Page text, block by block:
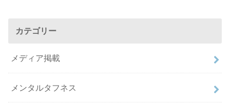
カテゴリー
メディア掲載
メンタルタフネス